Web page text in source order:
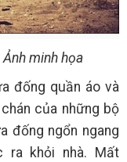
minh họa
đống quần áo và
của những bộ
đống ngổn ngang
ra khỏi nhà. Mất